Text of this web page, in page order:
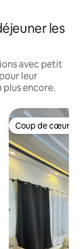
les
avec petit
leur
encore.
Coup de cœur
Coup de cœur